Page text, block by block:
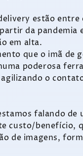
estão entre
da pandemia
em alta.
que o imã de
poderosa
o
falando de
custo/benefício,
de imagens,